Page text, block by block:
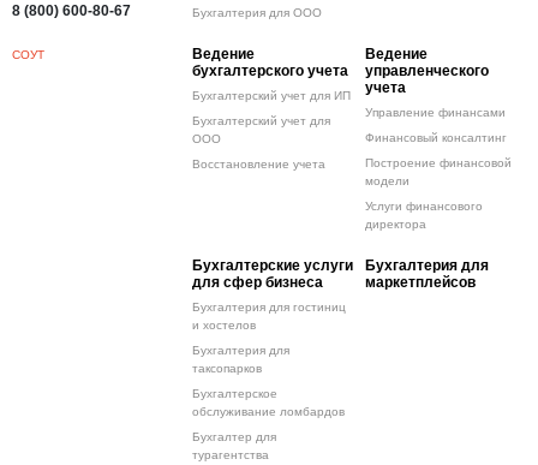
8 (800) 600-80-67
СОУТ
Бухгалтерия для ООО
Ведение
бухгалтерского учета
Бухгалтерский учет для ИП
Бухгалтерский учет для
ООО
Восстановление учета
Ведение
управленческого
учета
Управление финансами
Финансовый консалтинг
Построение финансовой
модели
Услуги финансового
директора
Бухгалтерские услуги
для сфер бизнеса
Бухгалтерия для гостиниц
и хостелов
Бухгалтерия для
таксопарков
Бухгалтерское
обслуживание ломбардов
Бухгалтер для
турагентства
Бухгалтерия для
маркетплейсов